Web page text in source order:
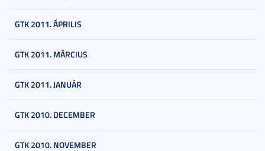
GTK 2011. ÁPRILIS
GTK 2011. MÁRCIUS
GTK 2011. JANUÁR
GTK 2010. DECEMBER
GTK 2010. NOVEMBER